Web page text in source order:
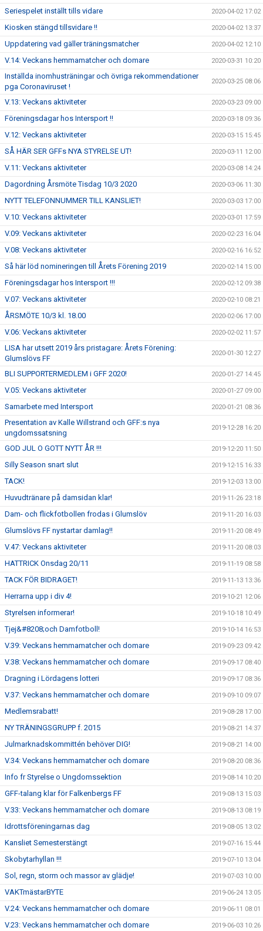
Seriespelet inställt tills vidare 2020-04-02 17:02
Kiosken stängd tillsvidare !! 2020-04-02 13:37
Uppdatering vad gäller träningsmatcher 2020-04-02 12:10
V.14: Veckans hemmamatcher och domare 2020-03-31 10:20
Inställda inomhusträningar och övriga rekommendationer
pga Coronaviruset !
2020-03-25 08:06
V.13: Veckans aktiviteter 2020-03-23 09:00
Föreningsdagar hos Intersport !! 2020-03-18 09:36
V.12: Veckans aktiviteter 2020-03-15 15:45
SÅ HÄR SER GFFs NYA STYRELSE UT! 2020-03-11 12:00
V.11: Veckans aktiviteter 2020-03-08 14:24
Dagordning Årsmöte Tisdag 10/3 2020 2020-03-06 11:30
NYTT TELEFONNUMMER TILL KANSLIET! 2020-03-03 17:00
V.10: Veckans aktiviteter 2020-03-01 17:59
V.09: Veckans aktiviteter 2020-02-23 16:04
V.08: Veckans aktiviteter 2020-02-16 16:52
Så här löd nomineringen till Årets Förening 2019 2020-02-14 15:00
Föreningsdagar hos Intersport !!! 2020-02-12 09:38
V.07: Veckans aktiviteter 2020-02-10 08:21
ÅRSMÖTE 10/3 kl. 18.00 2020-02-06 17:00
V.06: Veckans aktiviteter 2020-02-02 11:57
LISA har utsett 2019 års pristagare: Årets Förening:
Glumslövs FF
2020-01-30 12:27
BLI SUPPORTERMEDLEM i GFF 2020! 2020-01-27 14:45
V.05: Veckans aktiviteter 2020-01-27 09:00
Samarbete med Intersport 2020-01-21 08:36
Presentation av Kalle Willstrand och GFF:s nya
ungdomssatsning
2019-12-28 16:20
GOD JUL O GOTT NYTT ÅR !!! 2019-12-20 11:50
Silly Season snart slut 2019-12-15 16:33
TACK! 2019-12-03 13:00
Huvudtränare på damsidan klar! 2019-11-26 23:18
Dam- och flickfotbollen frodas i Glumslöv 2019-11-20 16:03
Glumslövs FF nystartar damlag!! 2019-11-20 08:49
V.47: Veckans aktiviteter 2019-11-20 08:03
HATTRICK Onsdag 20/11 2019-11-19 08:58
TACK FÖR BIDRAGET! 2019-11-13 13:36
Herrarna upp i div 4! 2019-10-21 12:06
Styrelsen informerar! 2019-10-18 10:49
Tjej&#8208;och Damfotboll! 2019-10-14 16:53
V.39: Veckans hemmamatcher och domare 2019-09-23 09:42
V.38: Veckans hemmamatcher och domare 2019-09-17 08:40
Dragning i Lördagens lotteri 2019-09-17 08:36
V.37: Veckans hemmamatcher och domare 2019-09-10 09:07
Medlemsrabatt! 2019-08-28 17:00
NY TRÄNINGSGRUPP f. 2015 2019-08-21 14:37
Julmarknadskommittén behöver DIG! 2019-08-21 14:00
V.34: Veckans hemmamatcher och domare 2019-08-20 08:36
Info fr Styrelse o Ungdomssektion 2019-08-14 10:20
GFF-talang klar för Falkenbergs FF 2019-08-13 15:03
V.33: Veckans hemmamatcher och domare 2019-08-13 08:19
Idrottsföreningarnas dag 2019-08-05 13:02
Kansliet Semesterstängt 2019-07-16 15:44
Skobytarhyllan !!! 2019-07-10 13:04
Sol, regn, storm och massor av glädje! 2019-07-03 10:00
VAKTmästarBYTE 2019-06-24 13:05
V.24: Veckans hemmamatcher och domare 2019-06-11 08:01
V.23: Veckans hemmamatcher och domare 2019-06-03 10:26